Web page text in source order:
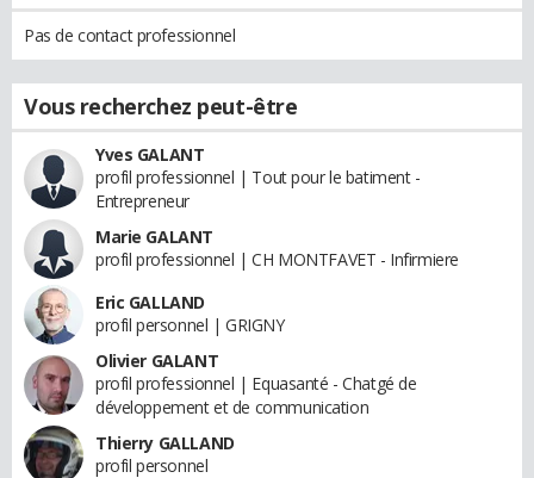
Pas de contact professionnel
Vous recherchez peut-être
Yves GALANT
profil professionnel | Tout pour le batiment -
Entrepreneur
Marie GALANT
profil professionnel | CH MONTFAVET - Infirmiere
Eric GALLAND
profil personnel | GRIGNY
Olivier GALANT
profil professionnel | Equasanté - Chatgé de
développement et de communication
Thierry GALLAND
profil personnel